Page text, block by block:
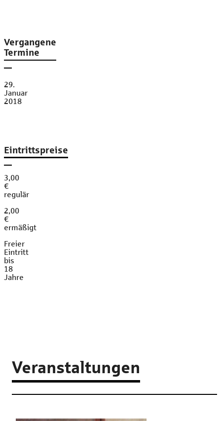
Vergangene
Termine
29.
Januar
2018
Eintrittspreise
3,00
€
regulär
2,00
€
ermäßigt
Freier
Eintritt
bis
18
Jahre
Veranstaltungen